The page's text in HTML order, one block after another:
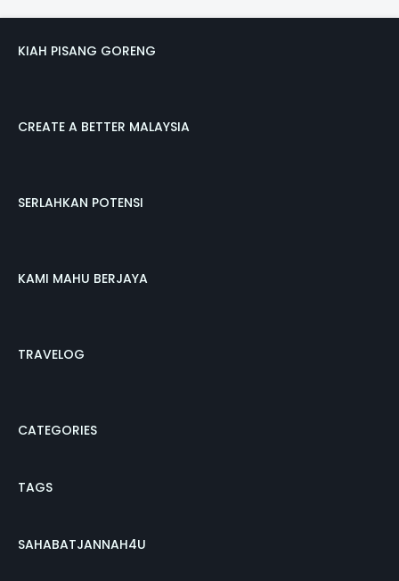
KIAH PISANG GORENG
CREATE A BETTER MALAYSIA
SERLAHKAN POTENSI
KAMI MAHU BERJAYA
TRAVELOG
CATEGORIES
TAGS
SAHABATJANNAH4U